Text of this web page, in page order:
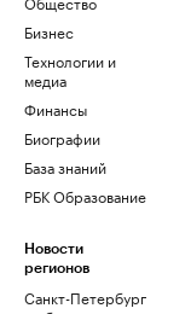
Бизнес
Технологии и
медиа
Финансы
Биографии
База знаний
РБК Образование
Новости
регионов
Санкт-Петербург